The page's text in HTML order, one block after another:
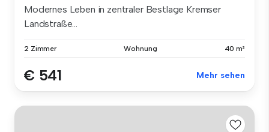
Modernes Leben in zentraler Bestlage Kremser
Landstraße...
2 Zimmer Wohnung 40 m²
€ 541 Mehr sehen